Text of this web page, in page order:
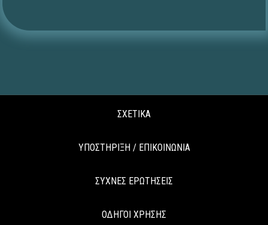
ΣΧΕΤΙΚΑ
ΥΠΟΣΤΗΡΙΞΗ / ΕΠΙΚΟΙΝΩΝΙΑ
ΣΥΧΝΕΣ ΕΡΩΤΗΣΕΙΣ
ΟΔΗΓΟΙ ΧΡΗΣΗΣ